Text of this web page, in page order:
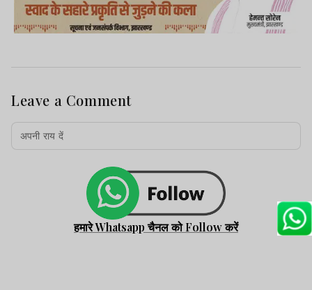
Leave a Comment
हमारे Whatsapp चैनल को Follow करें